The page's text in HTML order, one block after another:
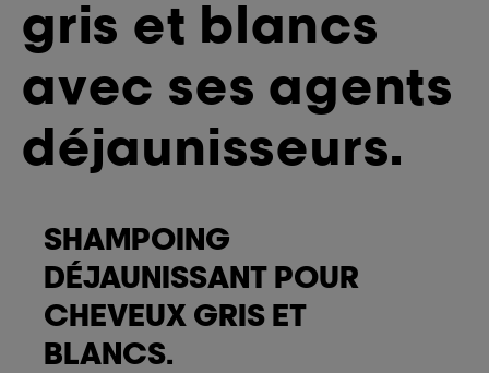
gris et blancs
avec ses agents
déjaunisseurs.
SHAMPOING
DÉJAUNISSANT POUR
CHEVEUX GRIS ET
BLANCS.